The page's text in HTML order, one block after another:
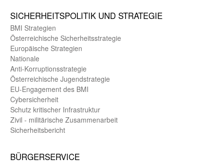
SICHER­HEITS­POLITIK UND STRATEGIE
BMI Strategien
Öster­reichische Sicherheits­strategie
Europäische Strategien
Nationale
Anti-Korruptions­strategie
Öster­reichische Jugend­strategie
EU-Engagement des BMI
Cybersicherheit
Schutz kritischer Infra­struktur
Zivil - militärische Zusammen­arbeit
Sicherheits­bericht
BÜRGER­SERVICE